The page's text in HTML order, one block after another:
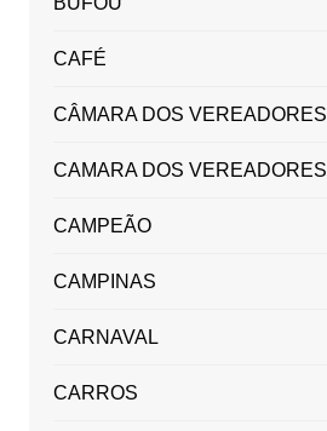
CAFÉ
CÂMARA DOS VEREADORES
CAMARA DOS VEREADORES
CAMPEÃO
CAMPINAS
CARNAVAL
CARROS